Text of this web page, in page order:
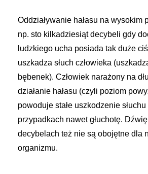
Oddziaływanie hałasu na wysokim
np. sto kilkadziesiąt decybeli gdy
ludzkiego ucha posiada tak duże
uszkadza słuch człowieka
bębenek). Człowiek narażony na
działanie hałasu (czyli poziom
powoduje stałe uszkodzenie
przypadkach nawet głuchotę.
decybelach też nie są obojętne dla
organizmu.